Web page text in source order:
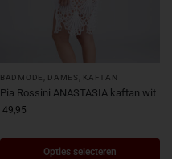
BADMODE DAMES KAFTAN
Pia Rossini ANASTASIA kaftan wit
49,95
Opties selecteren